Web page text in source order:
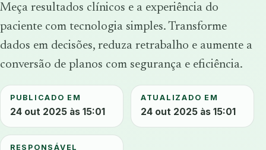
Meça resultados clínicos e a experiência do
paciente com tecnologia simples. Transforme
dados em decisões, reduza retrabalho e aumente a
conversão de planos com segurança e eficiência.
PUBLICADO EM
24 out 2025 às 15:01
ATUALIZADO EM
24 out 2025 às 15:01
RESPONSÁVEL